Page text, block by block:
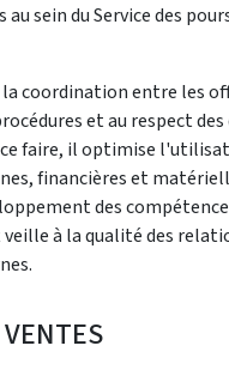
sein du Service des
la coordination entre les
et au respect
faire, il optimise
financières et
des
à la qualité des